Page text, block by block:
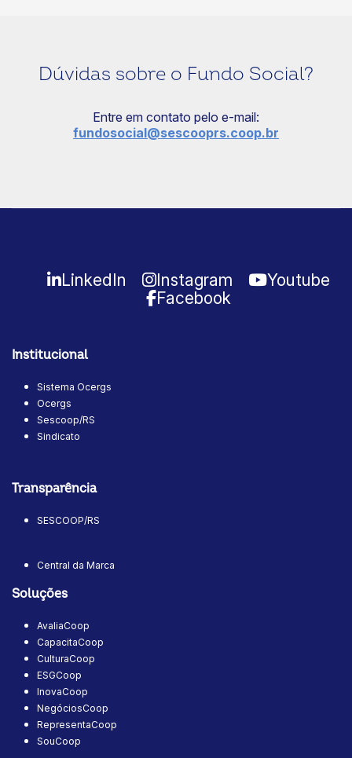
Dúvidas sobre o Fundo Social?
Entre em contato pelo e-mail:
fundosocial@sescooprs.coop.br
LinkedIn Instagram
Youtube
Facebook
Institucional
Sistema Ocergs
Ocergs
Sescoop/RS
Sindicato
Transparência
SESCOOP/RS
Central da Marca
Soluções
AvaliaCoop
CapacitaCoop
CulturaCoop
ESGCoop
InovaCoop
NegóciosCoop
RepresentaCoop
SouCoop